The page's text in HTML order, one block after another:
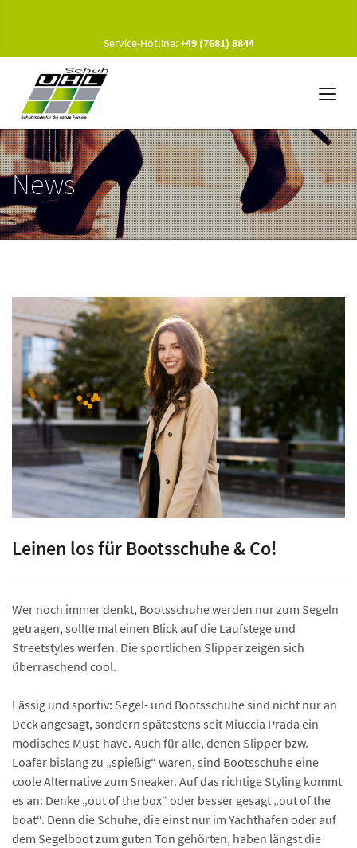
Service-Hotline:+49 (7681) 8844
News
Leinen los für Bootsschuhe & Co!
Wer noch immer denkt, Bootsschuhe werden nur zum Segeln
getragen, sollte mal einen Blick auf die Laufstege und
Streetstyles werfen. Die sportlichen Slipper zeigen sich
überraschend cool.
Lässig und sportiv: Segel- und Bootsschuhe sind nicht nur an
Deck angesagt, sondern spätestens seit Miuccia Prada ein
modisches Must-have. Auch für alle, denen Slipper bzw.
Loafer bislang zu „spießig“ waren, sind Bootsschuhe eine
coole Alternative zum Sneaker. Auf das richtige Styling kommt
es an: Denke „out of the box“ oder besser gesagt „out of the
boat“. Denn die Schuhe, die einst nur im Yachthafen oder auf
dem Segelboot zum guten Ton gehörten, haben längst die